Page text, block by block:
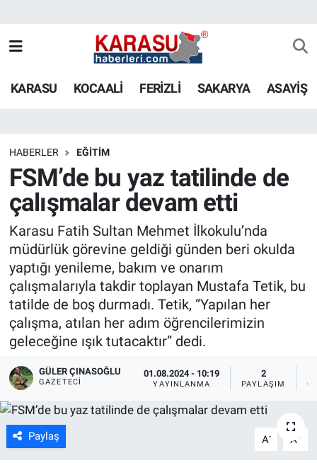
KARASU KOCAALİ FERİZLİ SAKARYA ASAYİŞ
HABERLER EĞİTİM
FSM’de bu yaz tatilinde de
çalışmalar devam etti
Karasu Fatih Sultan Mehmet İlkokulu’nda
müdürlük görevine geldiği günden beri okulda
yaptığı yenileme, bakım ve onarım
çalışmalarıyla takdir toplayan Mustafa Tetik, bu
tatilde de boş durmadı. Tetik, “Yapılan her
çalışma, atılan her adım öğrencilerimizin
geleceğine ışık tutacaktır” dedi.
GÜLER ÇINASOĞLU
GAZETECI
01.08.2024 - 10:19
YAYINLANMA
2
PAYLAŞIM
Paylaş A- A +